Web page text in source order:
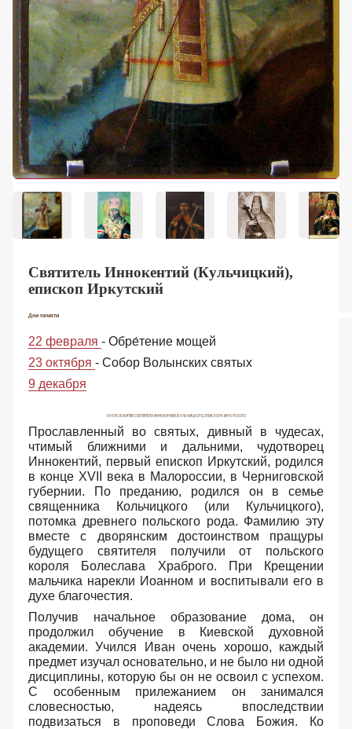
Святитель Иннокентий (Кульчицкий),
епископ Иркутский
Дни памяти
22 февраля - Обре́тение мощей
23 октября - Собор Волынских святых
9 декабря
КРАТКОЕ ЖИТИЕ СВЯТИТЕЛЯ ИННОКЕНТИЯ (КУЛЬЧИЦКОГО), ЕПИСКОПА ИРКУТСКОГО
Прославленный во святых, дивный в чудесах,
чтимый ближними и дальними, чудотворец
Иннокентий, первый епископ Иркутский, родился
в конце XVII века в Малороссии, в Черниговской
губернии. По преданию, родился он в семье
священника Кольчицкого (или Кульчицкого),
потомка древнего польского рода. Фамилию эту
вместе с дворянским достоинством пращуры
будущего святителя получили от польского
короля Болеслава Храброго. При Крещении
мальчика нарекли Иоанном и воспитывали его в
духе благочестия.
Получив начальное образование дома, он
продолжил обучение в Киевской духовной
академии. Учился Иван очень хорошо, каждый
предмет изучал основательно, и не было ни одной
дисциплины, которую бы он не освоил с успехом.
С особенным прилежанием он занимался
словесностью, надеясь впоследствии
подвизаться в проповеди Слова Божия. Ко